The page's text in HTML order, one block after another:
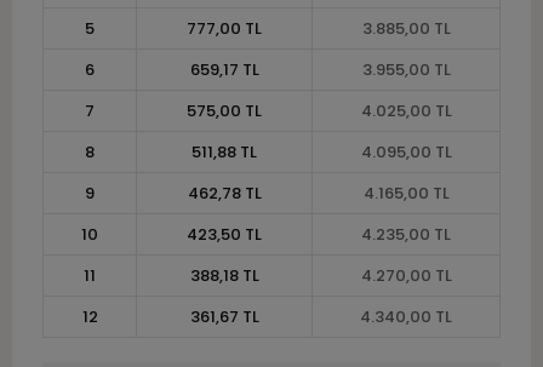
5
777,00 TL
3.885,00 TL
6
659,17 TL
3.955,00 TL
7
575,00 TL
4.025,00 TL
8
511,88 TL
4.095,00 TL
9
462,78 TL
4.165,00 TL
10
423,50 TL
4.235,00 TL
11
388,18 TL
4.270,00 TL
12
361,67 TL 4.340,00 TL